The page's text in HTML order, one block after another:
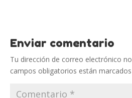
Enviar comentario
Tu dirección de correo electrónico
campos obligatorios están